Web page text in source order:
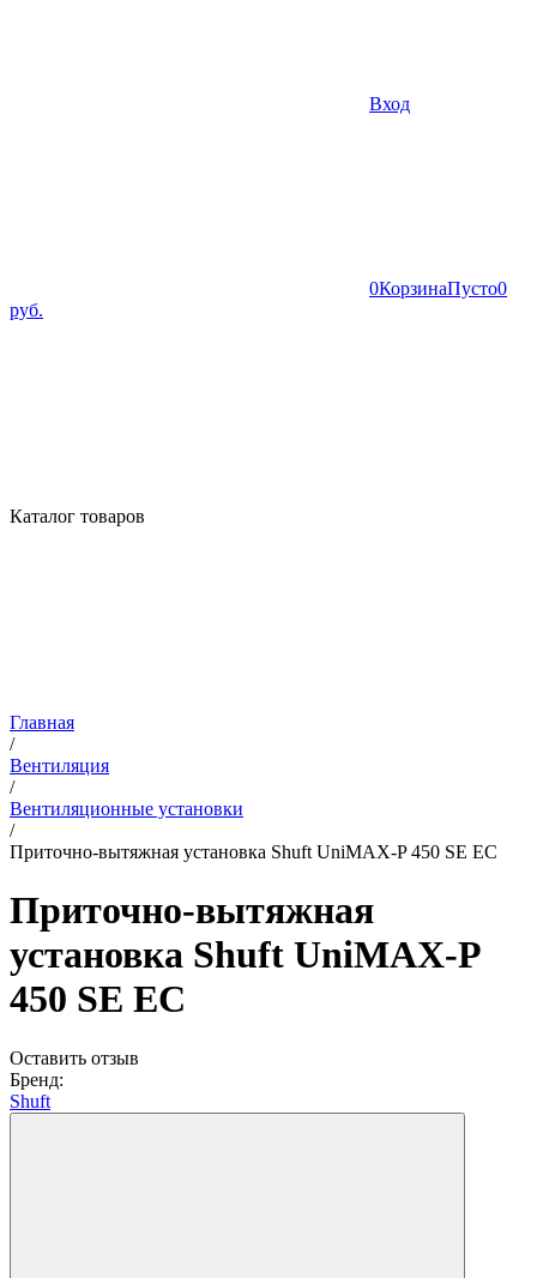
Вход
0КорзинаПусто0
руб.
Каталог товаров
Главная
/
Вентиляция
/
Вентиляционные установки
/
Приточно-вытяжная установка Shuft UniMAX-P 450 SE EC
Приточно-вытяжная
установка Shuft UniMAX-P
450 SE EC
Оставить отзыв
Бренд:
Shuft